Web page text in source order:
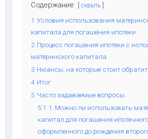
Содержание скрыть
1 Условия использования
капитала для погашения ипотеки
2 Процесс погашения ипотеки с
материнского капитала
3 Нюансы, на которые стоит
4 Итог
5 Часто задаваемые вопросы
5.1 1. Можно ли использовать
капитал для погашения ипотечного
оформленного до рождения